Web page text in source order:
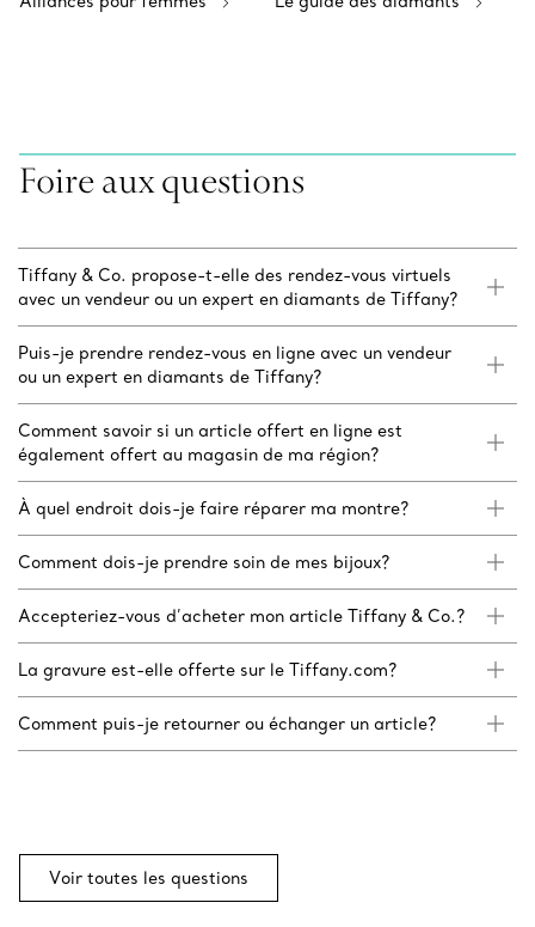
Foire aux questions
Tiffany & Co. propose-t-elle des rendez-vous virtuels
avec un vendeur ou un expert en diamants de Tiffany?
Puis-je prendre rendez-vous en ligne avec un vendeur
ou un expert en diamants de Tiffany?
Comment savoir si un article offert en ligne est
également offert au magasin de ma région?
À quel endroit dois-je faire réparer ma montre?
Comment dois-je prendre soin de mes bijoux?
Accepteriez-vous d’acheter mon article Tiffany & Co.?
La gravure est-elle offerte sur le Tiffany.com?
Comment puis-je retourner ou échanger un article?
Voir toutes les questions